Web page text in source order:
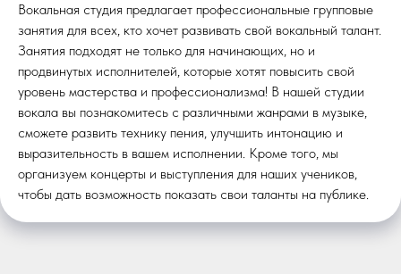
Вокальная студия предлагает профессиональные групповые
занятия для всех, кто хочет развивать свой вокальный талант.
Занятия подходят не только для начинающих, но и
продвинутых исполнителей, которые хотят повысить свой
уровень мастерства и профессионализма! В нашей студии
вокала вы познакомитесь с различными жанрами в музыке,
сможете развить технику пения, улучшить интонацию и
выразительность в вашем исполнении. Кроме того, мы
организуем концерты и выступления для наших учеников,
чтобы дать возможность показать свои таланты на публике.